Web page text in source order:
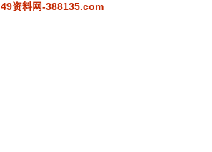
49资料网-388135.com